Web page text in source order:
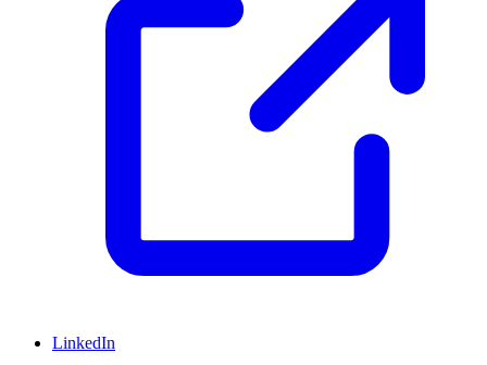
LinkedIn